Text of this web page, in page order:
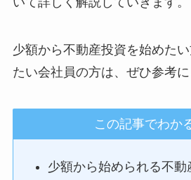
少額から不動産投資を始めた
たい会社員の方は、ぜひ参考に
この記事でわか
少額から始められる不